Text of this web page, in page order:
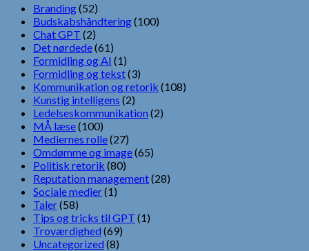
Branding(52)
Budskabshåndtering(100)
Chat GPT (2)
Det nørdede(61)
Formidling og AI (1)
Formidling og tekst(3)
Kommunikation og retorik (108)
Kunstig intelligens (2)
Ledelseskommunikation (2)
MÅ læse(100)
Mediernes rolle(27)
Omdømme og image(65)
Politisk retorik (80)
Reputation management(28)
Sociale medier(1)
Taler(58)
Tips og tricks til GPT (1)
Troværdighed (69)
Uncategorized (8)